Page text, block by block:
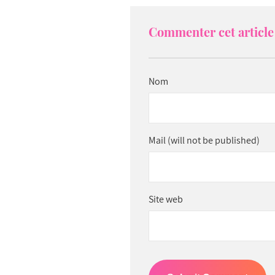
Commenter cet
Nom
Mail (will not be published)
Site web